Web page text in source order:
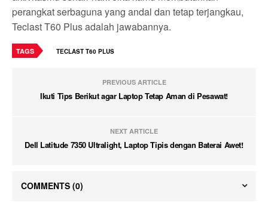
perangkat serbaguna yang andal dan tetap terjangkau,
Teclast T60 Plus adalah jawabannya.
TAGS TECLAST T60 PLUS
PREVIOUS ARTICLE
Ikuti Tips Berikut agar Laptop Tetap Aman di Pesawat!
NEXT ARTICLE
Dell Latitude 7350 Ultralight, Laptop Tipis dengan Baterai Awet!
COMMENTS (0)